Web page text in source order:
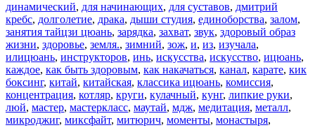
динамический, для начинающих, для суставов, дмитрий
кребс, долголетие, драка, дыши студия, единоборства, залом,
занятия тайцзи цюань, зарядка, захват, звук, здоровый образ
жизни, здоровье, земля., зимний, зож, и, из, изучала,
илицюань, инструкторов, инь, искусства, искусство, ицюань,
каждое, как быть здоровым, как накачаться, канал, карате, кик
боксинг, китай, китайская, классика ицюань, комиссия,
концентрация, котляр, круги, кулачный, кунг, липкие руки,
люй, мастер, мастеркласс, маутай, мдж, медитация, металл,
микроджиг, миксфайт, митюрич, моменты, монастыря,